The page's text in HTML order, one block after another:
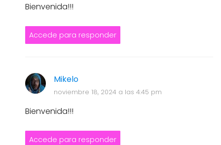
Bienvenida!!!
Accede para responder
Mikelo
noviembre 18, 2024 a las 4:45 pm
Bienvenida!!!
Accede para responder